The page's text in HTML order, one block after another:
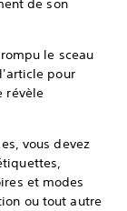
de son
le sceau
pour
révèle
vous devez
et modes
ou tout autre